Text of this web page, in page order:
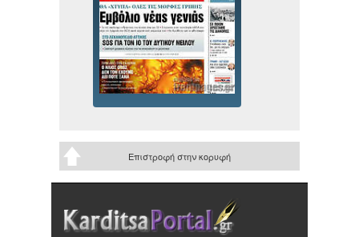
Επιστροφή στην κορυφή